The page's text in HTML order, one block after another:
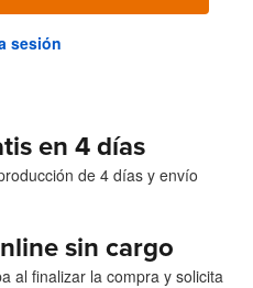
sesión
en 4 días
de 4 días y envío
sin cargo
al finalizar la compra y solicita